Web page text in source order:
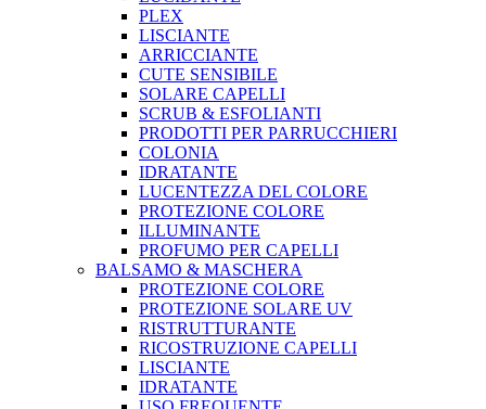
PLEX
LISCIANTE
ARRICCIANTE
CUTE SENSIBILE
SOLARE CAPELLI
SCRUB & ESFOLIANTI
PRODOTTI PER PARRUCCHIERI
COLONIA
IDRATANTE
LUCENTEZZA DEL COLORE
PROTEZIONE COLORE
ILLUMINANTE
PROFUMO PER CAPELLI
BALSAMO & MASCHERA
PROTEZIONE COLORE
PROTEZIONE SOLARE UV
RISTRUTTURANTE
RICOSTRUZIONE CAPELLI
LISCIANTE
IDRATANTE